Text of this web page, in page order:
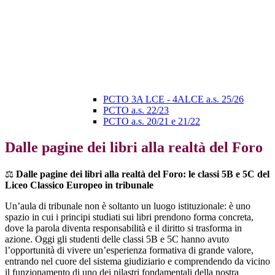
PCTO 3A LCE - 4ALCE a.s. 25/26
PCTO a.s. 22/23
PCTO a.s. 20/21 e 21/22
Dalle pagine dei libri alla realtà del Foro
⚖️ Dalle pagine dei libri alla realtà del Foro: le classi 5B e 5C del
Liceo Classico Europeo in tribunale
Un’aula di tribunale non è soltanto un luogo istituzionale: è uno
spazio in cui i principi studiati sui libri prendono forma concreta,
dove la parola diventa responsabilità e il diritto si trasforma in
azione. Oggi gli studenti delle classi 5B e 5C hanno avuto
l’opportunità di vivere un’esperienza formativa di grande valore,
entrando nel cuore del sistema giudiziario e comprendendo da vicino
il funzionamento di uno dei pilastri fondamentali della nostra